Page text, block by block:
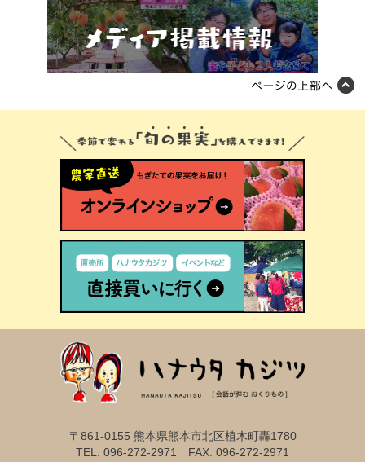
〒861-0155 熊本県熊本市北区植木町轟1780
TEL: 096-272-2971 FAX: 096-272-2971